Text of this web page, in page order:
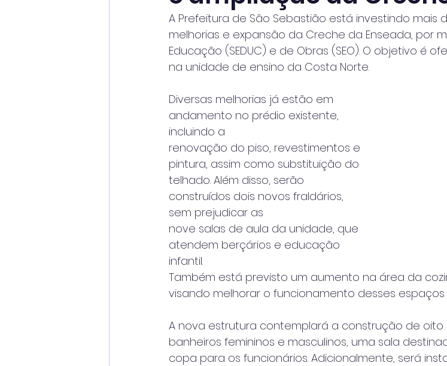
A Prefeitura de São Sebastião está investindo mais
melhorias e expansão da Creche da Enseada, por
Educação (SEDUC) e de Obras (SEO). O objetivo é
na unidade de ensino da Costa Norte.
Diversas melhorias já estão em
andamento no prédio existente,
incluindo a
renovação do piso, revestimentos e
pintura, assim como substituição do
telhado. Além disso, serão
construídos dois novos fraldários,
sem prejudicar as
nove salas de aula da unidade, que
atendem berçários e educação
infantil.
Também está previsto um aumento na área da
visando melhorar o funcionamento desses espaços
A nova estrutura contemplará a construção de oito
banheiros femininos e masculinos, uma sala
copa para os funcionários. Adicionalmente, será